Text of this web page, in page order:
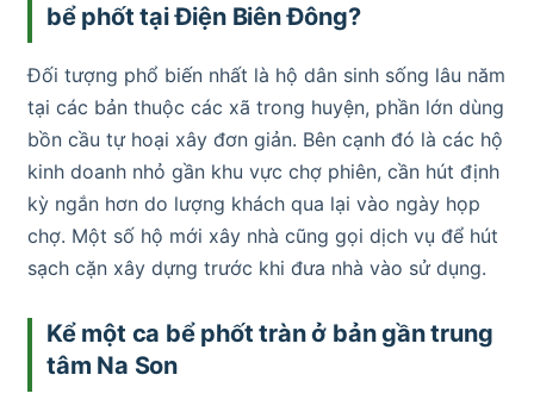
bể phốt tại Điện Biên Đông?
Đối tượng phổ biến nhất là hộ dân sinh sống lâu năm
tại các bản thuộc các xã trong huyện, phần lớn dùng
bồn cầu tự hoại xây đơn giản. Bên cạnh đó là các hộ
kinh doanh nhỏ gần khu vực chợ phiên, cần hút định
kỳ ngắn hơn do lượng khách qua lại vào ngày họp
chợ. Một số hộ mới xây nhà cũng gọi dịch vụ để hút
sạch cặn xây dựng trước khi đưa nhà vào sử dụng.
Kể một ca bể phốt tràn ở bản gần trung
tâm Na Son